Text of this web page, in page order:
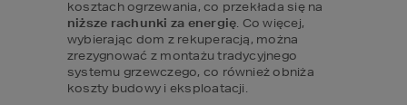
niższe rachunki za energię. Co więcej,
wybierając dom z rekuperacją, można
zrezygnować z montażu tradycyjnego
systemu grzewczego, co również obniża
koszty budowy i eksploatacji.